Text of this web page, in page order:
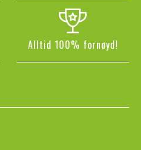
Alltid 100% fornøyd!